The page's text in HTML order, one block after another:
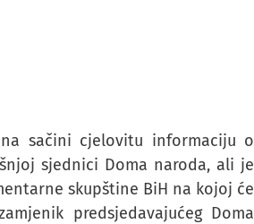
sačini cjelovitu informaciju o
sjednici Doma naroda, ali je
skupštine BiH na kojoj će
predsjedavajućeg Doma